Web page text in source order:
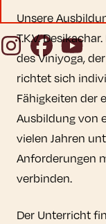
InstagramFacebookYouTube
Unsere
T.K.V.
des Viniyoga,
richtet sich
Fähigkeiten der
Ausbildung von
vielen Jahren
Anforderungen
verbinden.
Der Unterricht